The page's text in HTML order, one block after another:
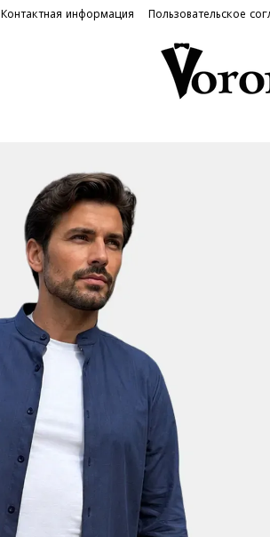
Контактная информация Пользовательское